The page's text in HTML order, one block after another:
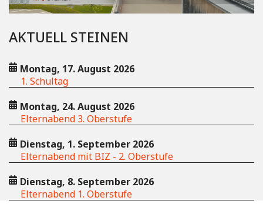
AKTUELL STEINEN
Montag, 17. August 2026
1. Schultag
Montag, 24. August 2026
Elternabend 3. Oberstufe
Dienstag, 1. September 2026
Elternabend mit BIZ - 2. Oberstufe
Dienstag, 8. September 2026
Elternabend 1. Oberstufe